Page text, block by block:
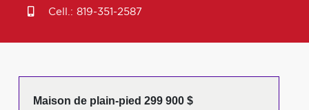
Cell.: 819-351-2587
Maison de plain-pied 299 900 $